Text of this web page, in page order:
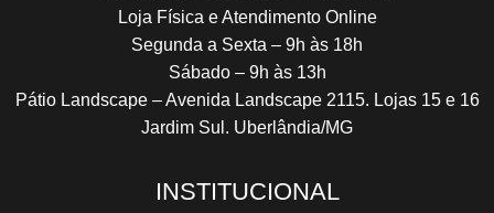
Loja Física e Atendimento Online
Segunda a Sexta – 9h às 18h
Sábado – 9h às 13h
Pátio Landscape – Avenida Landscape 2115. Lojas 15 e 16
Jardim Sul. Uberlândia/MG
INSTITUCIONAL